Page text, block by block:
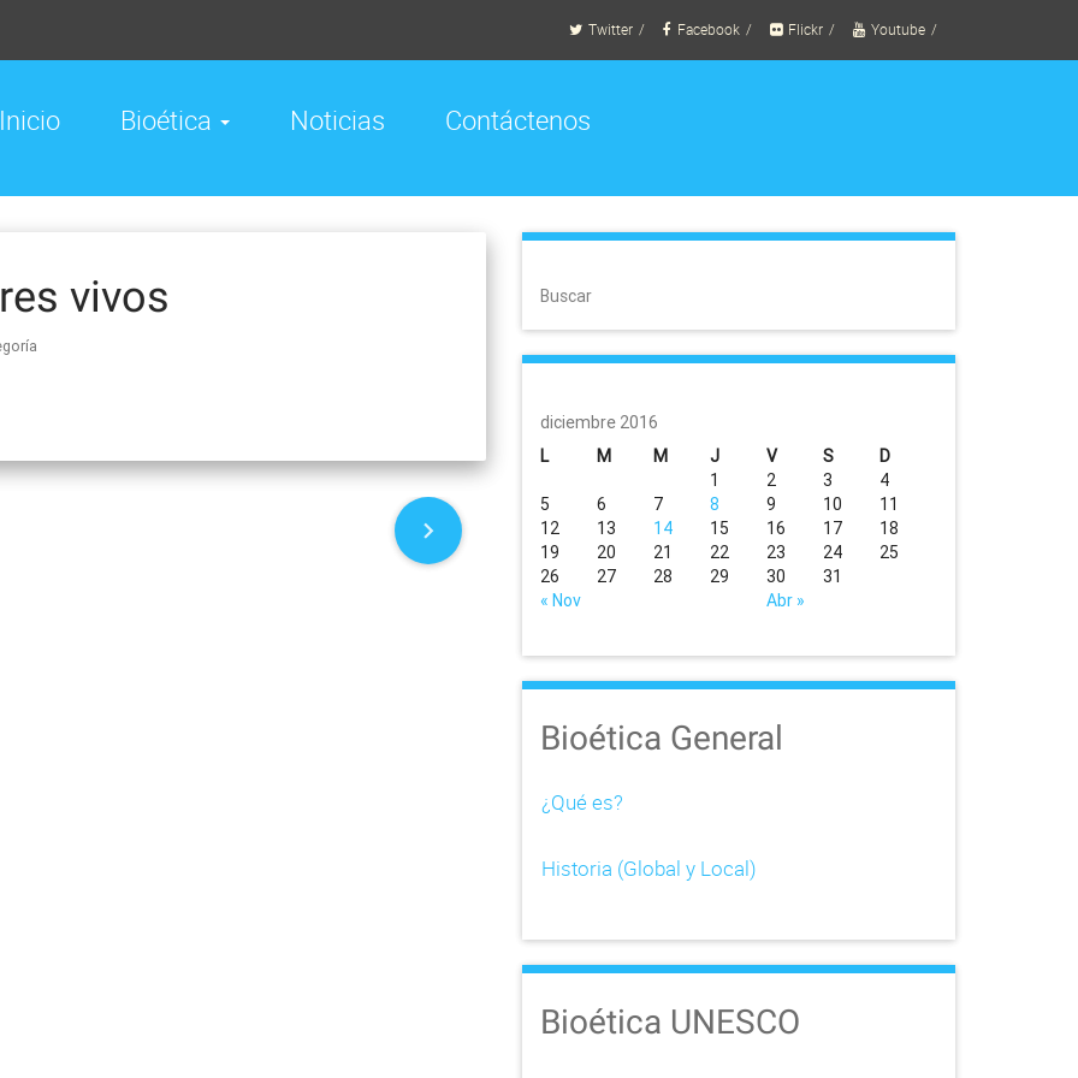
Twitter Facebook Flickr Youtube
Inicio Bioética Noticias Contáctenos
vivos Buscar
diciembre 2016
L
M M J V S D
« Nov Abr »
1 2 3
4
5
6 7 8 9 10
11
12
13 14 15 16 17
18
19
20 21 22 23 24
25
26
27 28 29 30 31
Bioética General
¿Qué es?
Historia (Global y Local)
Bioética UNESCO